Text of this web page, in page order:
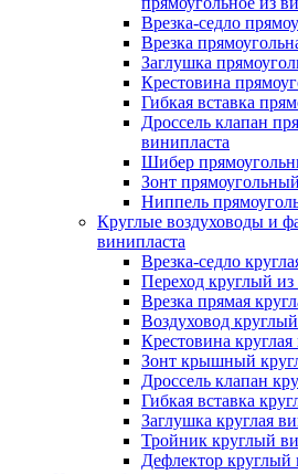
Врезка-седло
Врезка
Заглушка
Крестовина
Гибкая вставка
Дроссель клапан
винипласта
Шибер
Зонт
Ниппель
Круглые воздуховоды и
винипласта
Врезка-седло
Переход круглый из
Врезка прямая
Воздуховод
Крестовина
Зонт крышный
Дроссель клапан
Гибкая вставка
Заглушка круглая
Тройник круглый
Дефлектор круглый